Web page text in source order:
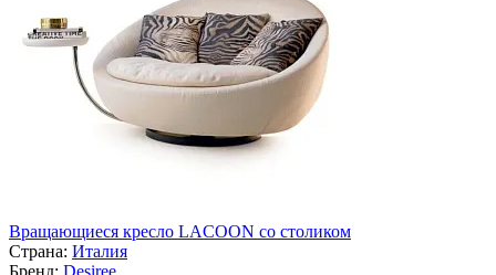
Вращающиеся кресло LACOON со столиком
Страна: Италия